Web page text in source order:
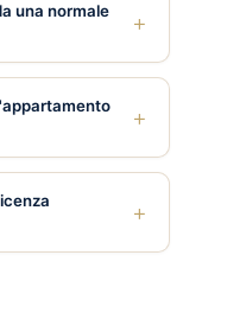
una normale